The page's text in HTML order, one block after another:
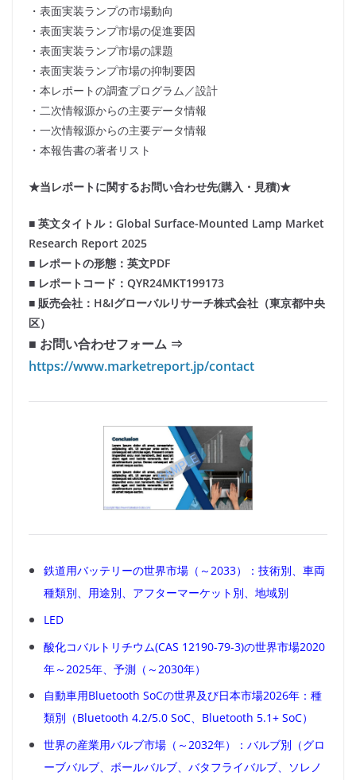
・表面実装ランプの市場動向
・表面実装ランプ市場の促進要因
・表面実装ランプ市場の課題
・表面実装ランプ市場の抑制要因
・本レポートの調査プログラム／設計
・二次情報源からの主要データ情報
・一次情報源からの主要データ情報
・本報告書の著者リスト
★当レポートに関するお問い合わせ先(購入・見積)★
■ 英文タイトル：Global Surface-Mounted Lamp Market
Research Report 2025
■ レポートの形態：英文PDF
■ レポートコード：QYR24MKT199173
■ 販売会社：H&Iグローバルリサーチ株式会社（東京都中央
区）
■ お問い合わせフォーム ⇒
https://www.marketreport.jp/contact
鉄道用バッテリーの世界市場（～2033）：技術別、車両
種類別、用途別、アフターマーケット別、地域別
LED
酸化コバルトリチウム(CAS 12190-79-3)の世界市場2020
年～2025年、予測（～2030年）
自動車用Bluetooth SoCの世界及び日本市場2026年：種
類別（Bluetooth 4.2/5.0 SoC、Bluetooth 5.1+ SoC）
世界の産業用バルブ市場（～2032年）：バルブ別（グロ
ーブバルブ、ボールバルブ、バタフライバルブ、ソレノ